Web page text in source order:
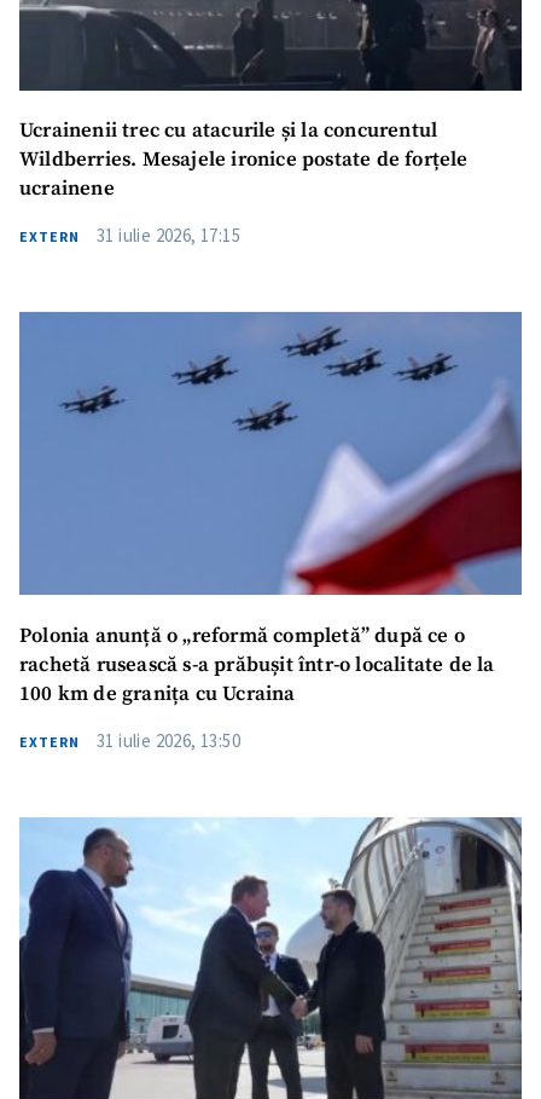
Ucrainenii trec cu atacurile și la concurentul
Wildberries. Mesajele ironice postate de forțele
ucrainene
EXTERN 31 iulie 2026, 17:15
Polonia anunță o „reformă completă” după ce o
rachetă rusească s-a prăbușit într-o localitate de la
100 km de granița cu Ucraina
EXTERN 31 iulie 2026, 13:50